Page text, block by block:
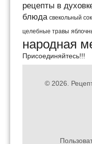
рецепты в
блюда свекольный сок
целебные травы
народная
Присоединяйтесь!!!
© 2026.